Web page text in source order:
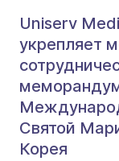
Uniserv
укрепляет
Святой
Корея